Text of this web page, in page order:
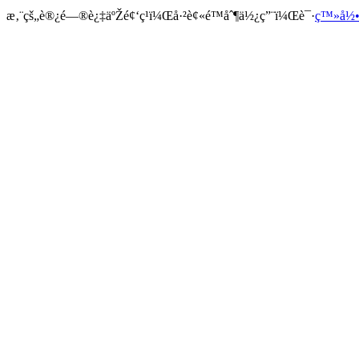
æ‚¨çš„è®¿é—®è¿‡äºŽé¢‘ç¹ï¼Œå·²è¢«é™åˆ¶ä½¿ç”¨ï¼Œè¯·ç™»å½•